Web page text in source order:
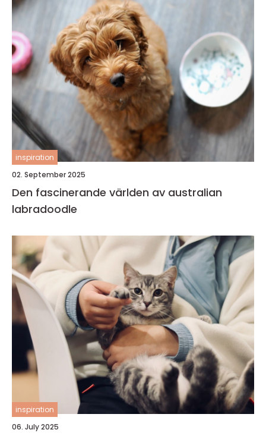
inspiration
02. September 2025
Den fascinerande världen av australian
labradoodle
inspiration
06. July 2025